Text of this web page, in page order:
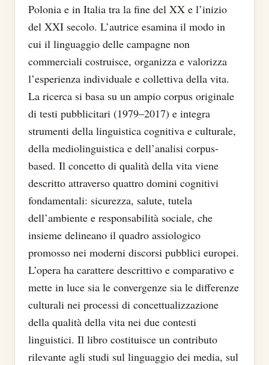
Polonia e in Italia tra la fine del XX e l’inizio
del XXI secolo. L’autrice esamina il modo in
cui il linguaggio delle campagne non
commerciali costruisce, organizza e valorizza
l’esperienza individuale e collettiva della vita.
La ricerca si basa su un ampio corpus originale
di testi pubblicitari (1979–2017) e integra
strumenti della linguistica cognitiva e culturale,
della mediolinguistica e dell’analisi corpus-
based. Il concetto di qualità della vita viene
descritto attraverso quattro domini cognitivi
fondamentali: sicurezza, salute, tutela
dell’ambiente e responsabilità sociale, che
insieme delineano il quadro assiologico
promosso nei moderni discorsi pubblici europei.
L’opera ha carattere descrittivo e comparativo e
mette in luce sia le convergenze sia le differenze
culturali nei processi di concettualizzazione
della qualità della vita nei due contesti
linguistici. Il libro costituisce un contributo
rilevante agli studi sul linguaggio dei media, sul